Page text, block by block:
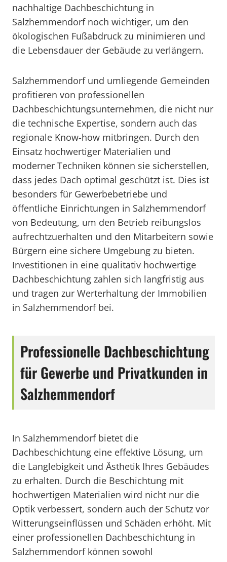
nachhaltige Dachbeschichtung in
Salzhemmendorf noch wichtiger, um den
ökologischen Fußabdruck zu minimieren und
die Lebensdauer der Gebäude zu verlängern.
Salzhemmendorf und umliegende Gemeinden
profitieren von professionellen
Dachbeschichtungsunternehmen, die nicht nur
die technische Expertise, sondern auch das
regionale Know-how mitbringen. Durch den
Einsatz hochwertiger Materialien und
moderner Techniken können sie sicherstellen,
dass jedes Dach optimal geschützt ist. Dies ist
besonders für Gewerbebetriebe und
öffentliche Einrichtungen in Salzhemmendorf
von Bedeutung, um den Betrieb reibungslos
aufrechtzuerhalten und den Mitarbeitern sowie
Bürgern eine sichere Umgebung zu bieten.
Investitionen in eine qualitativ hochwertige
Dachbeschichtung zahlen sich langfristig aus
und tragen zur Werterhaltung der Immobilien
in Salzhemmendorf bei.
Professionelle Dachbeschichtung
für Gewerbe und Privatkunden in
Salzhemmendorf
In Salzhemmendorf bietet die
Dachbeschichtung eine effektive Lösung, um
die Langlebigkeit und Ästhetik Ihres Gebäudes
zu erhalten. Durch die Beschichtung mit
hochwertigen Materialien wird nicht nur die
Optik verbessert, sondern auch der Schutz vor
Witterungseinflüssen und Schäden erhöht. Mit
einer professionellen Dachbeschichtung in
Salzhemmendorf können sowohl